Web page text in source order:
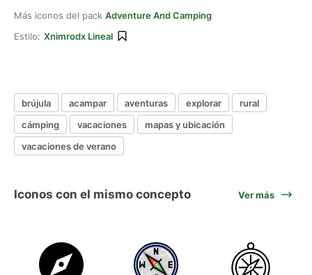
Más iconos del pack Adventure And Camping
Estilo: Xnimrodx Lineal
brújula acampar aventuras explorar
rural
cámping
vacaciones
mapas y ubicación
vacaciones de verano
Iconos con el mismo concepto Ver más